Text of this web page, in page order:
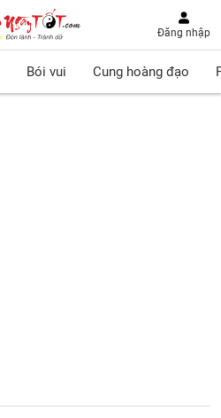
Đăng nhập
Bói vui Cung hoàng đạo